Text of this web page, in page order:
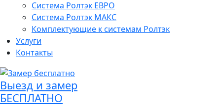
Система Ролтэк ЕВРО
Система Ролтэк МАКС
Комплектующие к системам Ролтэк
Услуги
Контакты
Выезд и замер
БЕСПЛАТНО